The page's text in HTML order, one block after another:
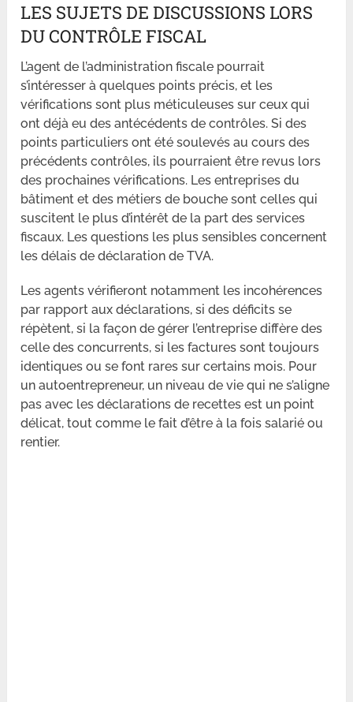
LES SUJETS DE DISCUSSIONS LORS
DU CONTRÔLE FISCAL
L’agent de l’administration fiscale pourrait
s’intéresser à quelques points précis, et les
vérifications sont plus méticuleuses sur ceux qui
ont déjà eu des antécédents de contrôles. Si des
points particuliers ont été soulevés au cours des
précédents contrôles, ils pourraient être revus lors
des prochaines vérifications. Les entreprises du
bâtiment et des métiers de bouche sont celles qui
suscitent le plus d’intérêt de la part des services
fiscaux. Les questions les plus sensibles concernent
les délais de déclaration de TVA.
Les agents vérifieront notamment les incohérences
par rapport aux déclarations, si des déficits se
répètent, si la façon de gérer l’entreprise diffère des
celle des concurrents, si les factures sont toujours
identiques ou se font rares sur certains mois. Pour
un autoentrepreneur, un niveau de vie qui ne s’aligne
pas avec les déclarations de recettes est un point
délicat, tout comme le fait d’être à la fois salarié ou
rentier.